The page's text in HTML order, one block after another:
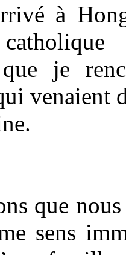
à
que je
venaient
que
sens